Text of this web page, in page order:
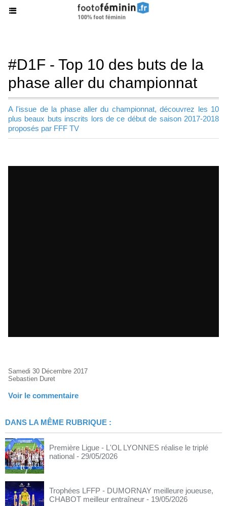
#D1F - Top 10 des buts de la
phase aller du championnat
A l'issue de la phase aller du championnat, découvrez les 10
plus beaux buts inscrits lors de ce début de saison 2017-2018
proposés par FFF TV
Samedi 30 Décembre 2017
Sebastien Duret
Voir le commentaire
DANS LA MÊME RUBRIQUE :
Première Ligue - L'OL LYONNES réalise le triplé
national - 29/05/2026
Trophées LFFP - DUMORNAY meilleure joueuse,
CHABOT meilleur entraîneur - 19/05/2026